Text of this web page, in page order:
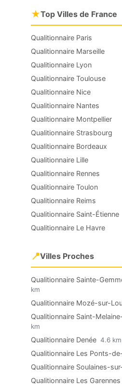
★Top Villes de France
Qualitionnaire Paris
Qualitionnaire Marseille
Qualitionnaire Lyon
Qualitionnaire Toulouse
Qualitionnaire Nice
Qualitionnaire Nantes
Qualitionnaire Montpellier
Qualitionnaire Strasbourg
Qualitionnaire Bordeaux
Qualitionnaire Lille
Qualitionnaire Rennes
Qualitionnaire Toulon
Qualitionnaire Reims
Qualitionnaire Saint-Étienne
Qualitionnaire Le Havre
📍Villes Proches
Qualitionnaire Sainte-
km
Qualitionnaire Mozé-sur-
Qualitionnaire Saint-
km
Qualitionnaire Denée 4.6 km
Qualitionnaire Les Ponts-
Qualitionnaire Soulaines-
Qualitionnaire Les